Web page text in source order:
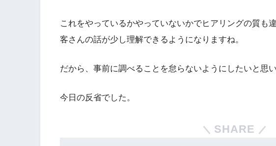
これをやっているかやっていないかでヒアリングの質も
客さんの話が少し理解できるようになりますね。
だから、事前に調べることを怠らないようにしたいと思い
今日の反省でした。
SHARE